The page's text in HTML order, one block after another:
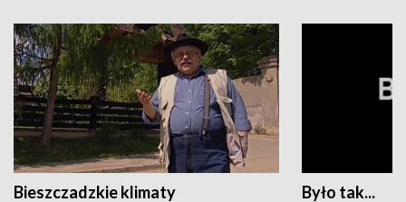
Bieszczadzkie klimaty Było tak...